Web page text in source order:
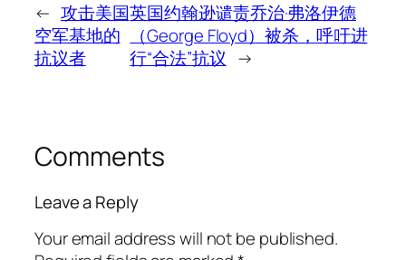
← 攻击美国
空军基地的
抗议者
英国约翰逊谴责乔治·弗洛伊德
（George Floyd）被杀，呼吁进
行“合法”抗议 →
Comments
Leave a Reply
Your email address will not be published.